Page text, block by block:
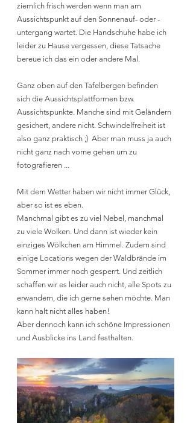
ziemlich frisch werden wenn man am
Aussichtspunkt auf den Sonnenauf- oder -
untergang wartet. Die Handschuhe habe ich
leider zu Hause vergessen, diese Tatsache
bereue ich das ein oder andere Mal.
Ganz oben auf den Tafelbergen befinden
sich die Aussichtsplattformen bzw.
Aussichtspunkte. Manche sind mit Geländern
gesichert, andere nicht. Schwindelfreiheit ist
also ganz praktisch ;)  Aber man muss ja auch
nicht ganz nach vorne gehen um zu
fotografieren ...
Mit dem Wetter haben wir nicht immer Glück,
aber so ist es eben.
Manchmal gibt es zu viel Nebel, manchmal
zu viele Wolken. Und dann ist wieder kein
einziges Wölkchen am Himmel. Zudem sind
einige Locations wegen der Waldbrände im
Sommer immer noch gesperrt. Und zeitlich
schaffen wir es leider auch nicht, alle Spots zu
erwandern, die ich gerne sehen möchte. Man
kann halt nicht alles haben!
Aber dennoch kann ich schöne Impressionen
und Ausblicke ins Land festhalten.